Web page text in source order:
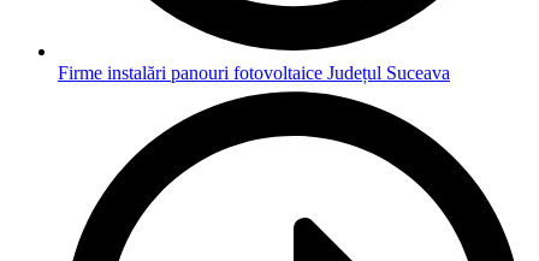
Firme instalări panouri fotovoltaice Județul Suceava